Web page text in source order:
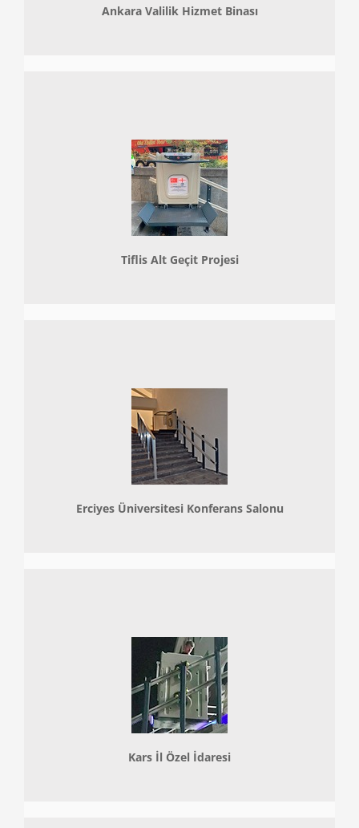
Ankara Valilik Hizmet Binası
Tiflis Alt Geçit Projesi
Erciyes Üniversitesi Konferans Salonu
Kars İl Özel İdaresi